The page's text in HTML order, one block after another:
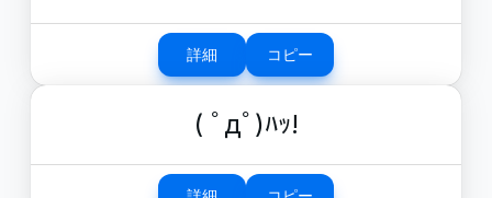
詳細 コピー
( ﾟдﾟ)ﾊｯ!